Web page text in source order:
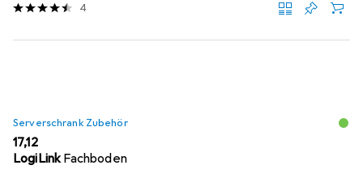
4
Serverschrank Zubehör
EUR
17,12
LogiLinkFachboden